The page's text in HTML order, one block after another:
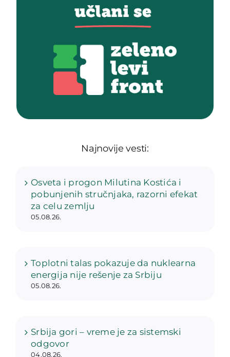
Najnovije vesti:
Osveta i progon Milutina Kostića i
pobunjenih stručnjaka, razorni efekat
za celu zemlju
05.08.26.
Toplotni talas pokazuje da nuklearna
energija nije rešenje za Srbiju
05.08.26.
Srbija gori – vreme je za sistemski
odgovor
04.08.26.